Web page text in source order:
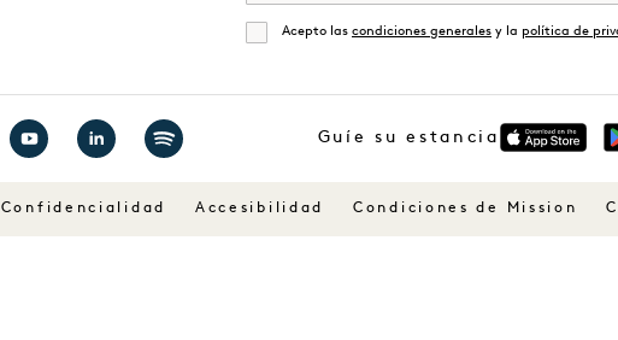
De acuerdo
Acepto las condiciones generales y la política de
1
1
1
Guíe su estancia
Confidencialidad Accesibilidad Condiciones de Mission